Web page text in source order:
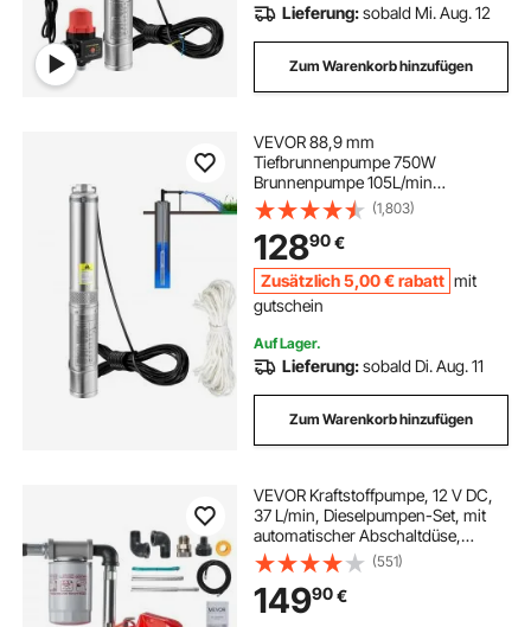
Lieferung:sobald Mi. Aug. 12
Zum Warenkorb hinzufügen
VEVOR 88,9 mm
Tiefbrunnenpumpe 750W
Brunnenpumpe 105L/min
Tauchpumpe max. Förderhöhe 62m
Rohrpumpe 230V 50Hz
Sandpumpe IP68 Wasserpumpe mit
20m Kabel Pumpe Ideal zur
Bewässerung oder Wasser-
Versorgung
(1,803)
12890€
Zusätzlich5,00 €rabatt mit
gutschein
Auf Lager.
Lieferung:sobald Di. Aug. 11
Zum Warenkorb hinzufügen
VEVOR Kraftstoffpumpe, 12 V DC,
37 L/min, Dieselpumpen-Set, mit
automatischer Abschaltdüse,
Förderschlauch,
Überhitzungsschutz, Stromkabel,
explosionsgeschützt, für Benzin,
Diesel & Kerosin
(551)
14990€